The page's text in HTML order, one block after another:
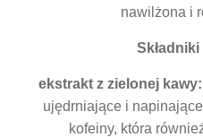
nawilżona i
ekstrakt z zielonej kawy:
ujędrniające i
kofeiny, która